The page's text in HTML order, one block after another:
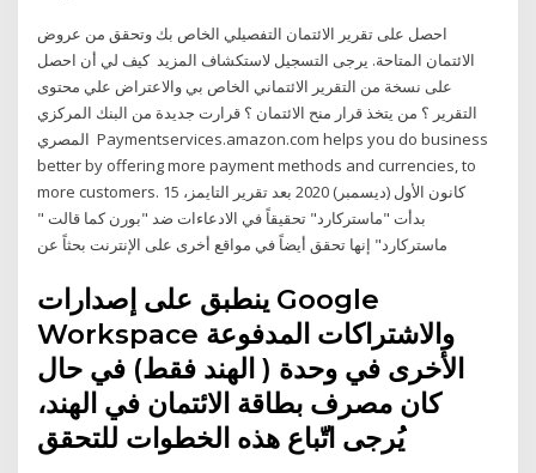
احصل على تقرير الائتمان التفصيلي الخاص بك وتحقق من عروض
الائتمان المتاحة. يرجى التسجيل لاستكشاف المزيد كيف لي أن احصل
على نسخة من التقرير الائتماني الخاص بي والاعتراض علي محتوى
التقرير ؟ من يتخذ قرار منح الائتمان ؟ قرارت جديدة من البنك المركزي
المصري Paymentservices.amazon.com helps you do business
better by offering more payment methods and currencies, to
more customers. 15 كانون الأول (ديسمبر) 2020 بعد تقرير التايمز،
بدأت "ماستركارد" تحقيقاً في الادعاءات ضد "بورن كما قالت "
ينطبق على إصدارات Google
Workspace والاشتراكات المدفوعة
الأخرى في وحدة ( الهند فقط) في حال
كان مصرف بطاقة الائتمان في الهند،
يُرجى اتّباع هذه الخطوات للتحقق